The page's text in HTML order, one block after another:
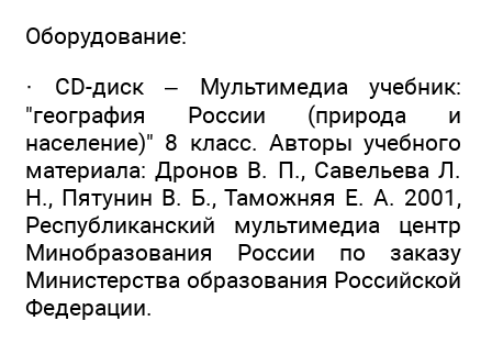
Оборудование:
· CD-диск – Мультимедиа учебник:
"география России (природа и
население)" 8 класс. Авторы учебного
материала: Дронов В. П., Савельева Л.
Н., Пятунин В. Б., Таможняя Е. А. 2001,
Республиканский мультимедиа центр
Минобразования России по заказу
Министерства образования Российской
Федерации.